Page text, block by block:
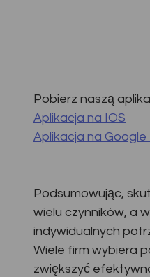
Pobierz naszą
Aplikacja na IOS
Aplikacja na Google
Podsumowując,
wielu czynników, a
indywidualnych
Wiele firm wybiera
zwiększyć